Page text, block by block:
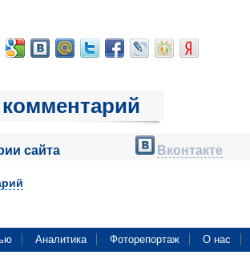
сайта Вконтакте
Аналитика Фоторепортаж О нас